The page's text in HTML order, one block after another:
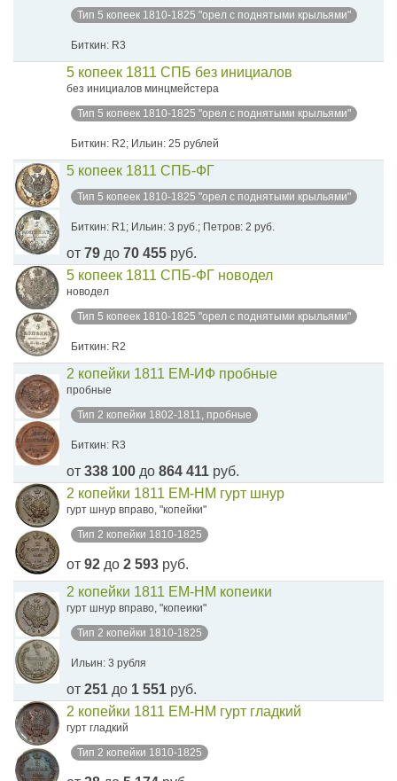
Тип 5 копеек 1810-1825 "орел с поднятыми крыльями"
Биткин: R3
5 копеек 1811 СПБ без инициалов
без инициалов минцмейстера
Тип 5 копеек 1810-1825 "орел с поднятыми крыльями"
Биткин: R2; Ильин: 25 рублей
5 копеек 1811 СПБ-ФГ
Тип 5 копеек 1810-1825 "орел с поднятыми крыльями"
Биткин: R1; Ильин: 3 руб.; Петров: 2 руб.
от 79 до 70 455 руб.
5 копеек 1811 СПБ-ФГ новодел
новодел
Тип 5 копеек 1810-1825 "орел с поднятыми крыльями"
Биткин: R2
2 копейки 1811 ЕМ-ИФ пробные
пробные
Тип 2 копейки 1802-1811, пробные
Биткин: R3
от 338 100 до 864 411 руб.
2 копейки 1811 ЕМ-НМ гурт шнур
гурт шнур вправо, "копейки"
Тип 2 копейки 1810-1825
от 92 до 2 593 руб.
2 копейки 1811 ЕМ-НМ копеики
гурт шнур вправо, "копеики"
Тип 2 копейки 1810-1825
Ильин: 3 рубля
от 251 до 1 551 руб.
2 копейки 1811 ЕМ-НМ гурт гладкий
гурт гладкий
Тип 2 копейки 1810-1825